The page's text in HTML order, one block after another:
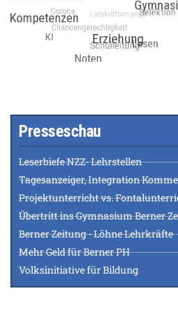
Presseschau
Leserbiefe NZZ- Lehrstellen
Tagesanzeiger, Integration
Projektunterricht vs.
Übertritt ins Gymnasium Berner
Berner Zeitung - Löhne Lehrkräfte
Mehr Geld für Berner PH
Volksinitiative für Bildung